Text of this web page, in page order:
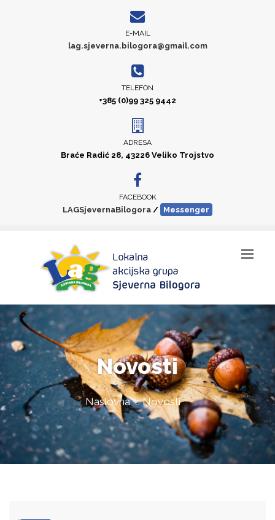
E-MAIL
lag.sjeverna.bilogora@gmail.com
TELEFON
+385 (0)99 325 9442
ADRESA
Braće Radić 28, 43226 Veliko Trojstvo
FACEBOOK
LAGSjevernaBilogora / Messenger
Novosti
Naslovna Novosti